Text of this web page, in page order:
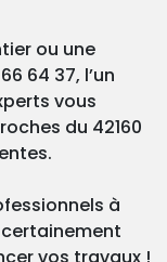
ou une
64 37, l’un
vous
du 42160
à
certainement